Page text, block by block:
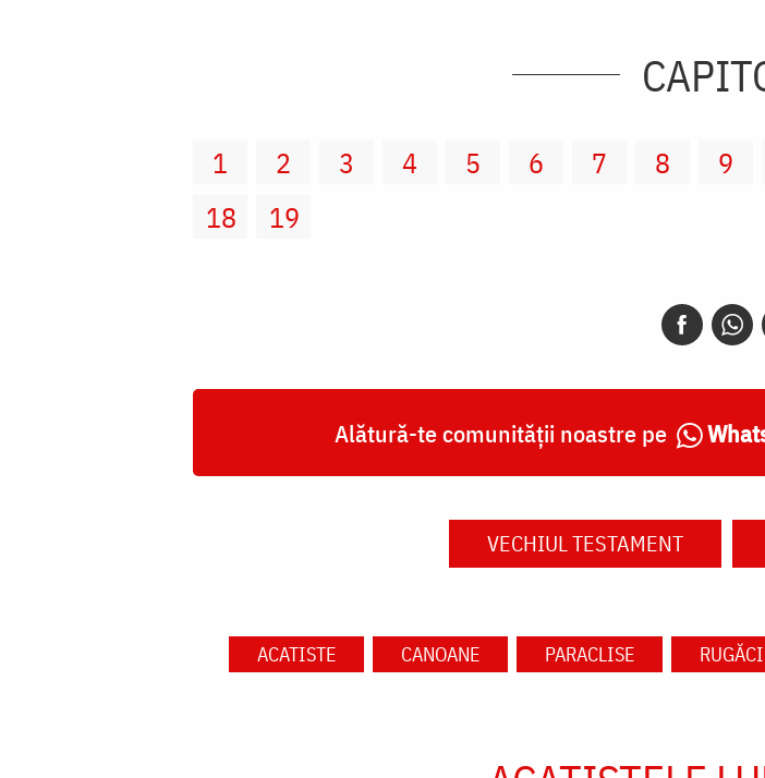
1 2 3 4 5 6 7 8 9
18
19
Alătură-te comunității noastre pe
VECHIUL TESTAMENT
ACATISTE CANOANE PARACLISE